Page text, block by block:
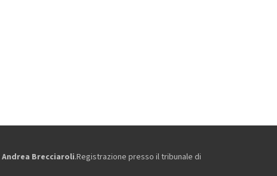
Andrea Brecciaroli.Registrazione presso il tribunale di